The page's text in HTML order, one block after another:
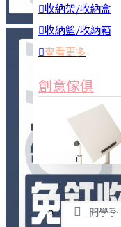
廚房收納
烘焙用具
隨身餐具
查看更多
文具禮品
收納架/收納盒
收納籃/收納箱
查看更多
創意傢俱
桌子/椅子
限時促銷
開學